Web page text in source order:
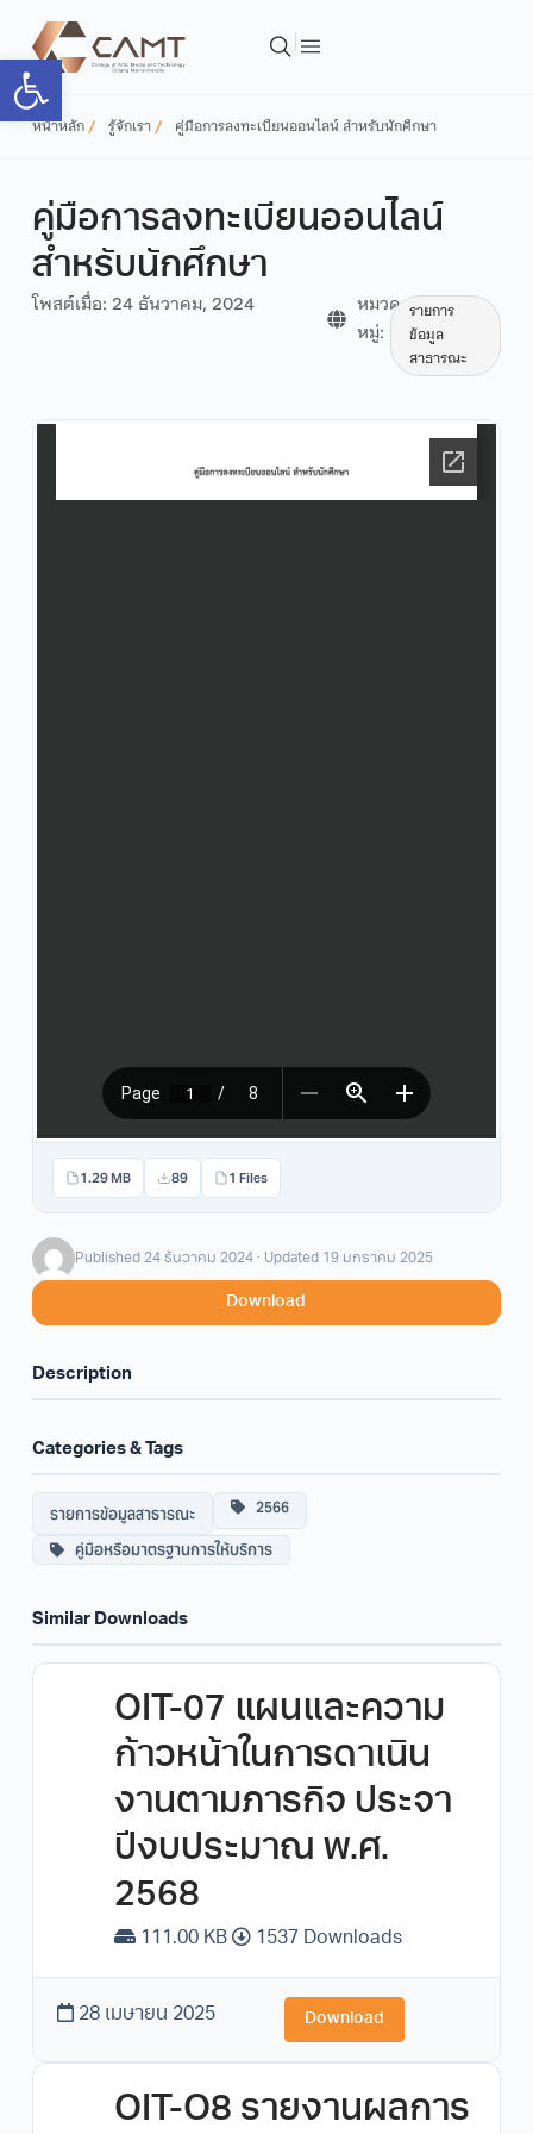
Open toolbar
หน้าหลัก รู้จักเรา คู่มือการลงทะเบียนออนไลน์ สำหรับนักศึกษา
คู่มือการลงทะเบียนออนไลน์
สำหรับนักศึกษา
โพสต์เมื่อ: 24 ธันวาคม, 2024
หมวด
หมู่:
รายการ
ข้อมูล
สาธารณะ
1.29 MB 89 1 Files
Published 24 ธันวาคม 2024 · Updated 19 มกราคม 2025
Download
Description
Categories & Tags
รายการข้อมูลสาธารณะ
2566
คู่มือหรือมาตรฐานการให้บริการ
Similar Downloads
OIT-07 แผนและความ
ก้าวหน้าในการดาเนิน
งานตามภารกิจ ประจา
ปีงบประมาณ พ.ศ.
2568
111.00 KB 1537 Downloads
28 เมษายน 2025 Download
OIT-O8 รายงานผลการ